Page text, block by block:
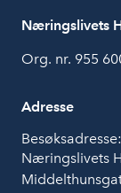
Næringslivets
Org. nr. 955
Adresse
Besøksadresse:
Næringslivets